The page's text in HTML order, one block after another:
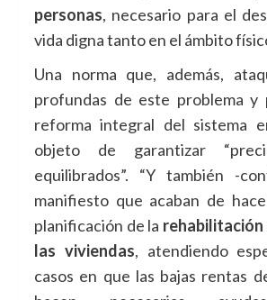
personas, necesario para el
vida digna tanto en el ámbito
Una norma que, además,
profundas de este problema y
reforma integral del sistema
objeto de garantizar
equilibrados”. “Y también -
manifiesto que acaban de
planificación de la
las viviendas, atendiendo
casos en que las bajas rentas